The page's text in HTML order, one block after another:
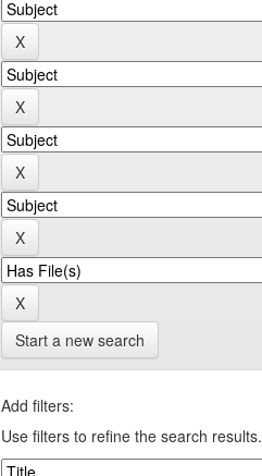
Start a new search
Add filters:
Use filters to refine the search results.